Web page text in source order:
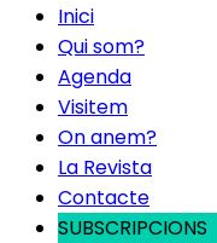
Inici
Qui som?
Agenda
Visitem
On anem?
La Revista
Contacte
SUBSCRIPCIONS